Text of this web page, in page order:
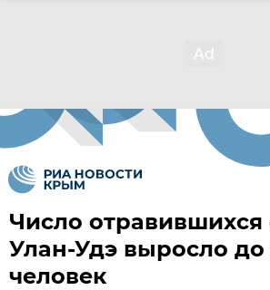
Число отравившихся
Улан-Удэ выросло до
человек